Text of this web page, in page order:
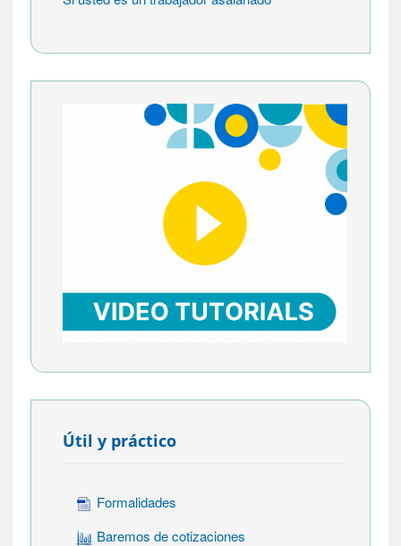
Útil y práctico
Formalidades
Baremos de cotizaciones